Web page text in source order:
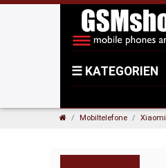
☰ KATEGORIEN
Mobiltelefone Xiaomi